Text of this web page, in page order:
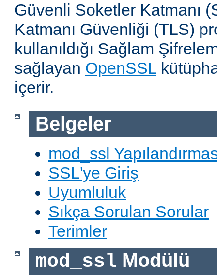
Güvenli Soketler Katmanı
Katmanı Güvenliği (TLS)
kullanıldığı Sağlam
sağlayan OpenSSL
içerir.
Belgeler
mod_ssl
SSL'ye Giriş
Uyumluluk
Sıkça Sorulan Sorular
Terimler
mod_ssl Modülü